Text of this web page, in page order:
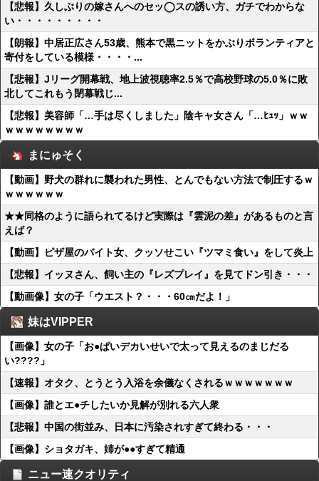
【悲報】久しぶりの嫁さんへのセッ◯スの誘い方、ガチでわからな
い・・・・・・・・・
【朗報】中居正広さん53歳、熊本で黒ニットをかぶりボランティアと
寄付をしている模様・・・・...
【悲報】Jリーグ開幕戦、地上波視聴率2.5％で高校野球の5.0％に敗
北してこれもう閉幕戦じ...
【悲報】美容師「…手は尽くしました」陰キャ女さん「…ﾋｭｯ」ｗｗ
ｗｗｗｗｗｗｗｗ
まにゅそく
【動画】野犬の群れに襲われた男性、とんでもない方法で制圧するｗ
ｗｗｗｗｗｗ
★★同格のように語られてるけど実際は『雲泥の差』があるものと言
えば？
【動画】ピザ屋のバイト女、クッソせこい『ツマミ食い』をして炎上
【悲報】イッヌさん、飼い主の『レズプレイ』を見てドン引き・・・
【動画像】女の子「ウエスト？・・・60㎝だよ！」
妹はVIPPER
【画像】女の子「お●ぱいデカいせいで太って見えるのまじだる
い????」
【速報】オタク、とうとう入浴を余儀なくされるｗｗｗｗｗｗｗ
【画像】誰とエ●チしたいか見解が別れる六人衆
【悲報】中国の街並み、日本に汚染されすぎて終わる・・・
【画像】ショタガキ、姉が●●すぎて精通
ニュー速クオリティ